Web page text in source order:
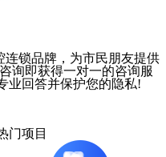
连锁品牌，为市民朋友提供
询即获得一对一的咨询服
业回答并保护您的隐私!
门项目